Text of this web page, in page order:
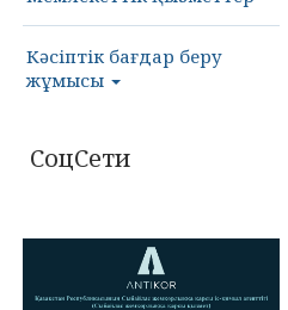
Кәсіптік бағдар беру
жұмысы
СоцСети